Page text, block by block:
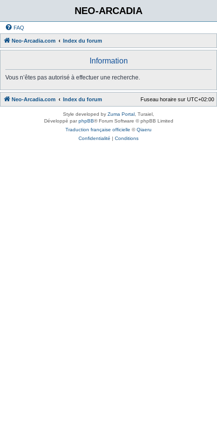
NEO-ARCADIA
FAQ
Neo-Arcadia.com Index du forum
Information
Vous n’êtes pas autorisé à effectuer une recherche.
Neo-Arcadia.com Index du forum Fuseau horaire sur UTC+02:00
Style developed by Zuma Portal , Turaiel,
Développé parphpBB® Forum Software © phpBB Limited
Traduction française officielle ©Qiaeru
Confidentialité | Conditions